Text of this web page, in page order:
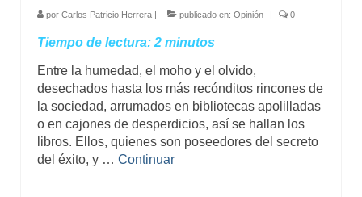
por Carlos Patricio Herrera | publicado en: Opinión | 0
Tiempo de lectura: 2 minutos
Entre la humedad, el moho y el olvido,
desechados hasta los más recónditos rincones de
la sociedad, arrumados en bibliotecas apolilladas
o en cajones de desperdicios, así se hallan los
libros. Ellos, quienes son poseedores del secreto
del éxito, y … Continuar